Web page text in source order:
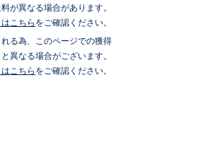
が異なる場合があります。
こちら をご確認ください。
る為、このページでの獲得
異なる場合がございます。
こちら をご確認ください。